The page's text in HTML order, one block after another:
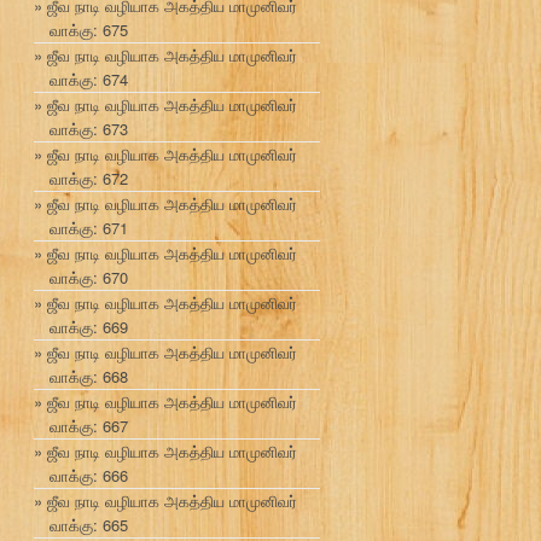
ஜீவ நாடி வழியாக அகத்திய மாமுனிவர்
வாக்கு: 675
ஜீவ நாடி வழியாக அகத்திய மாமுனிவர்
வாக்கு: 674
ஜீவ நாடி வழியாக அகத்திய மாமுனிவர்
வாக்கு: 673
ஜீவ நாடி வழியாக அகத்திய மாமுனிவர்
வாக்கு: 672
ஜீவ நாடி வழியாக அகத்திய மாமுனிவர்
வாக்கு: 671
ஜீவ நாடி வழியாக அகத்திய மாமுனிவர்
வாக்கு: 670
ஜீவ நாடி வழியாக அகத்திய மாமுனிவர்
வாக்கு: 669
ஜீவ நாடி வழியாக அகத்திய மாமுனிவர்
வாக்கு: 668
ஜீவ நாடி வழியாக அகத்திய மாமுனிவர்
வாக்கு: 667
ஜீவ நாடி வழியாக அகத்திய மாமுனிவர்
வாக்கு: 666
ஜீவ நாடி வழியாக அகத்திய மாமுனிவர்
வாக்கு: 665